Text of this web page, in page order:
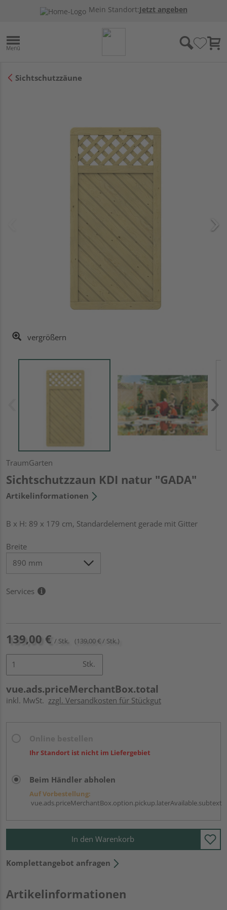
Mein Standort:Jetzt angeben
Sichtschutzzäune
vergrößern
TraumGarten
Sichtschutzzaun KDI natur "GADA"
Artikelinformationen
B x H: 89 x 179 cm, Standardelement gerade mit Gitter
Breite
Services
139,00 € / Stk. (139,00 € / Stk.)
Stk.
vue.ads.priceMerchantBox.total
inkl. MwSt. zzgl. Versandkosten für Stückgut
Ihr Standort ist nicht im Liefergebiet
Beim Händler abholen
Auf Vorbestellung:
vue.ads.priceMerchantBox.option.pickup.laterAvailable.subtext
In den Warenkorb
Komplettangebot anfragen
Artikelinformationen